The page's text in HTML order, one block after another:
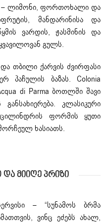
– ლიმონი, ფორთოხალი და
მანდარინისა და
ვარდის, ჟასმინის და
გულს.
თბილი ქარვის ძვირფასი
პაჩულის ბაზას. Colonia
di Parma ბოთლში შავი
კლასიკური
ფორმის ყუთი
ხასიათს.
Და Მიიღე Პრიზი
– “სუნამოს ბრმა
ვინც ეძებს ახალ,